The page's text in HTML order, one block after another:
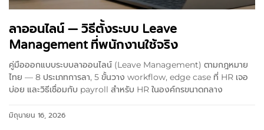
ลาออนไลน์ — วิธีตั้งระบบ Leave
Management ที่พนักงานใช้จริง
คู่มือออกแบบระบบลาออนไลน์ (Leave Management) ตามกฎหมาย
ไทย — 8 ประเภทการลา, 5 ขั้นวาง workflow, edge case ที่ HR เจอ
บ่อย และวิธีเชื่อมกับ payroll สำหรับ HR ในองค์กรขนาดกลาง
มิถุนายน 16, 2026